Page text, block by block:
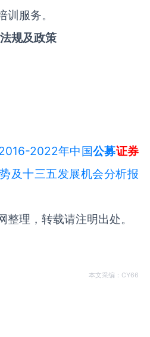
服务。
规及政策
2022年中国公募证券
及十三五发展机会分析报
理，转载请注明出处。
本文采编：CY66